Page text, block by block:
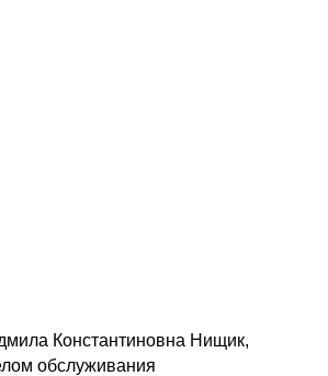
Константиновна Нищик,
обслуживания